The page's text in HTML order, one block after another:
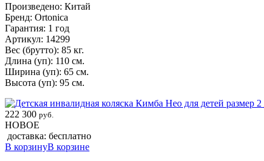
Произведено: Китай
Бренд: Ortonica
Гарантия: 1 год
Артикул: 14299
Вес (брутто): 85 кг.
Длина (уп): 110 см.
Ширина (уп): 65 см.
Высота (уп): 95 см.
222 300 руб.
НОВОЕ
доставка: бесплатно
В корзинуВ корзине